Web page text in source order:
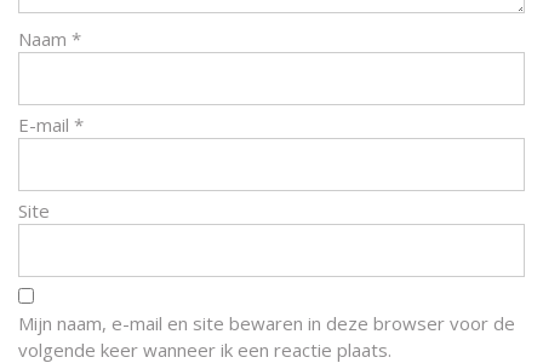
Naam *
E-mail *
Site
Mijn naam, e-mail en site bewaren in deze browser voor de
volgende keer wanneer ik een reactie plaats.